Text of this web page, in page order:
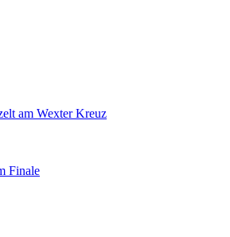
am Wexter Kreuz
Finale